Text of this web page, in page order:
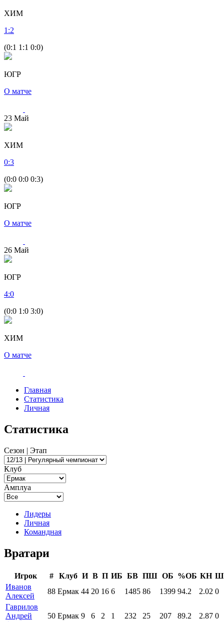
ХИМ
1 :2
(0:1 1:1 0:0)
ЮГР
О матче
23 Май
ХИМ
0:3
(0:0 0:0 0:3)
ЮГР
О матче
26 Май
ЮГР
4:0
(0:0 1:0 3:0)
ХИМ
О матче
Главная
Статистика
Личная
Статистика
Сезон | Этап
Клуб
Амплуа
Лидеры
Личная
Командная
Вратари
Игрок # Клуб И В П ИБ БВ ПШ ОБ %ОБ КН Ш
Иванов
Алексей
88 Ермак 44 20 16 6 1485 86 1399 94.2 2.02 0
Гаврилов
Андрей
50 Ермак 9 6 2 1 232 25 207 89.2 2.87 0